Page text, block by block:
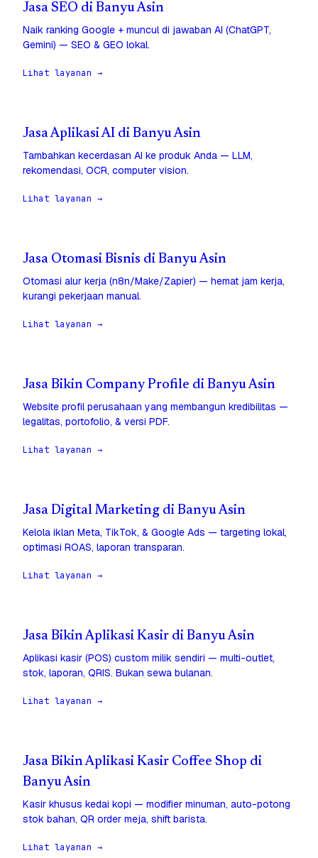
Jasa SEO di Banyu Asin
Naik ranking Google + muncul di jawaban AI (ChatGPT,
Gemini) — SEO & GEO lokal.
Lihat layanan →
Jasa Aplikasi AI di Banyu Asin
Tambahkan kecerdasan AI ke produk Anda — LLM,
rekomendasi, OCR, computer vision.
Lihat layanan →
Jasa Otomasi Bisnis di Banyu Asin
Otomasi alur kerja (n8n/Make/Zapier) — hemat jam kerja,
kurangi pekerjaan manual.
Lihat layanan →
Jasa Bikin Company Profile di Banyu Asin
Website profil perusahaan yang membangun kredibilitas —
legalitas, portofolio, & versi PDF.
Lihat layanan →
Jasa Digital Marketing di Banyu Asin
Kelola iklan Meta, TikTok, & Google Ads — targeting lokal,
optimasi ROAS, laporan transparan.
Lihat layanan →
Jasa Bikin Aplikasi Kasir di Banyu Asin
Aplikasi kasir (POS) custom milik sendiri — multi-outlet,
stok, laporan, QRIS. Bukan sewa bulanan.
Lihat layanan →
Jasa Bikin Aplikasi Kasir Coffee Shop di
Banyu Asin
Kasir khusus kedai kopi — modifier minuman, auto-potong
stok bahan, QR order meja, shift barista.
Lihat layanan →